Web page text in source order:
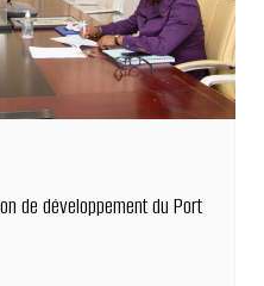
de développement du Port